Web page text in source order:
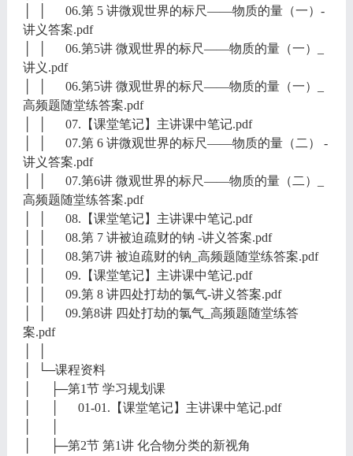
│ │ 06.第 5 讲微观世界的标尺——物质的量（一）-
讲义答案.pdf
│ │ 06.第5讲 微观世界的标尺——物质的量（一）_
讲义.pdf
│ │ 06.第5讲 微观世界的标尺——物质的量（一）_
高频题随堂练答案.pdf
│ │ 07.【课堂笔记】主讲课中笔记.pdf
│ │ 07.第 6 讲微观世界的标尺——物质的量（二） -
讲义答案.pdf
│ │ 07.第6讲 微观世界的标尺——物质的量（二）_
高频题随堂练答案.pdf
│ │ 08.【课堂笔记】主讲课中笔记.pdf
│ │ 08.第 7 讲被迫疏财的钠 -讲义答案.pdf
│ │ 08.第7讲 被迫疏财的钠_高频题随堂练答案.pdf
│ │ 09.【课堂笔记】主讲课中笔记.pdf
│ │ 09.第 8 讲四处打劫的氯气-讲义答案.pdf
│ │ 09.第8讲 四处打劫的氯气_高频题随堂练答
案.pdf
│ └─课程资料
│ ├─第1节 学习规划课
│ │ 01-01.【课堂笔记】主讲课中笔记.pdf
│ ├─第2节 第1讲 化合物分类的新视角